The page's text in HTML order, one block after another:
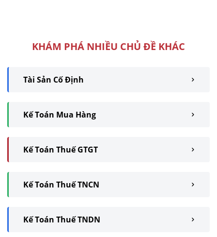
KHÁM PHÁ NHIỀU CHỦ ĐỀ KHÁC
Tài Sản Cố Định
Kế Toán Mua Hàng
Kế Toán Thuế GTGT
Kế Toán Thuế TNCN
Kế Toán Thuế TNDN